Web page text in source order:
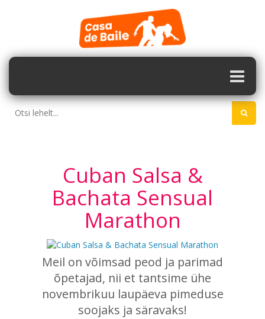
Cuban Salsa &
Bachata Sensual
Marathon
Meil on võimsad peod ja parimad
õpetajad, nii et tantsime ühe
novembrikuu laupäeva pimeduse
soojaks ja säravaks!